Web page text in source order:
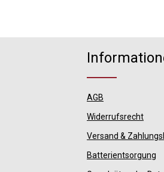
AGB
Widerrufsrecht
Versand &
Batterientsorgung